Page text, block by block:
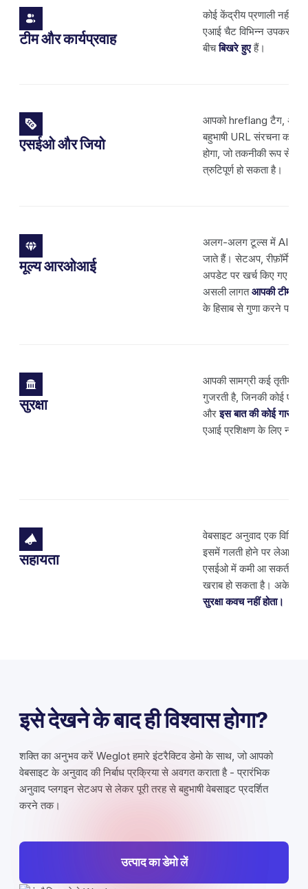
टीम और कार्यप्रवाह
कोई केंद्रीय प्रणाली नहीं
एआई चैट विभिन्न उपकरणों
बीचबिखरे हुएहैं।
एसईओ और जियो
आपको hreflang टैग,
बहुभाषी URL संरचना को
होगा, जो तकनीकी रूप से
त्रुटिपूर्ण हो सकता है।
मूल्य आरओआई
अलग-अलग टूल्स में AI
जाते हैं। सेटअप,
अपडेट पर खर्च किए गए
असली लागतआपकी टीम का
के हिसाब से गुणा करने पर
सुरक्षा
आपकी सामग्री कई तृतीय-
गुजरती है, जिनकी कोई
औरइस बात की कोई गारंटी
एआई प्रशिक्षण के लिए नहीं
सहायता
वेबसाइट अनुवाद एक विशिष्ट
इसमें गलती होने पर लेआउट
एसईओ में कमी आ सकती है या
खराब हो सकता है। अकेले
सुरक्षा कवच नहीं होता।
इसे देखने के बाद ही विश्वास होगा?
शक्ति का अनुभव करें Weglot हमारे इंटरैक्टिव डेमो के साथ, जो आपको
वेबसाइट के अनुवाद की निर्बाध प्रक्रिया से अवगत कराता है - प्रारंभिक
अनुवाद प्लगइन सेटअप से लेकर पूरी तरह से बहुभाषी वेबसाइट प्रदर्शित
करने तक।
उत्पाद का डेमो लें